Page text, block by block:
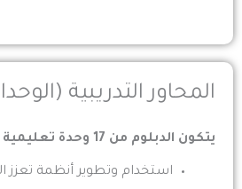
المحاور التدريبية
يتكون الدبلوم من 17 وحدة تعليمية , تتضمن مايلي:
استخدام وتطوير أنظمة تعزز